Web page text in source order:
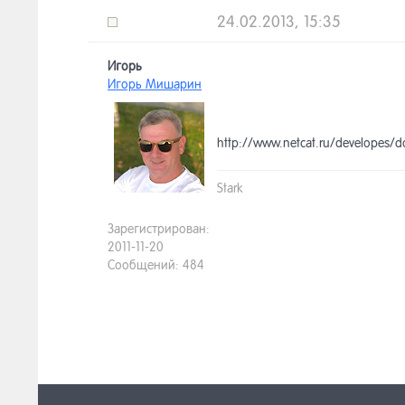
24.02.2013, 15:35
Игорь
Игорь Мишарин
Зарегистрирован:
2011-11-20
Сообщений: 484
http://www.netcat.ru/developes/
Stark